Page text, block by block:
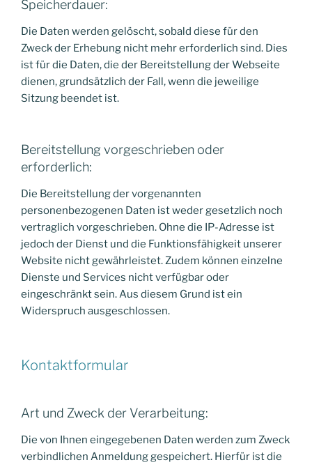
Speicherdauer:
Die Daten werden gelöscht, sobald diese für den
Zweck der Erhebung nicht mehr erforderlich sind. Dies
ist für die Daten, die der Bereitstellung der Webseite
dienen, grundsätzlich der Fall, wenn die jeweilige
Sitzung beendet ist.
Bereitstellung vorgeschrieben oder
erforderlich:
Die Bereitstellung der vorgenannten
personenbezogenen Daten ist weder gesetzlich noch
vertraglich vorgeschrieben. Ohne die IP-Adresse ist
jedoch der Dienst und die Funktionsfähigkeit unserer
Website nicht gewährleistet. Zudem können einzelne
Dienste und Services nicht verfügbar oder
eingeschränkt sein. Aus diesem Grund ist ein
Widerspruch ausgeschlossen.
Kontaktformular
Art und Zweck der Verarbeitung:
Die von Ihnen eingegebenen Daten werden zum Zweck
verbindlichen Anmeldung gespeichert. Hierfür ist die